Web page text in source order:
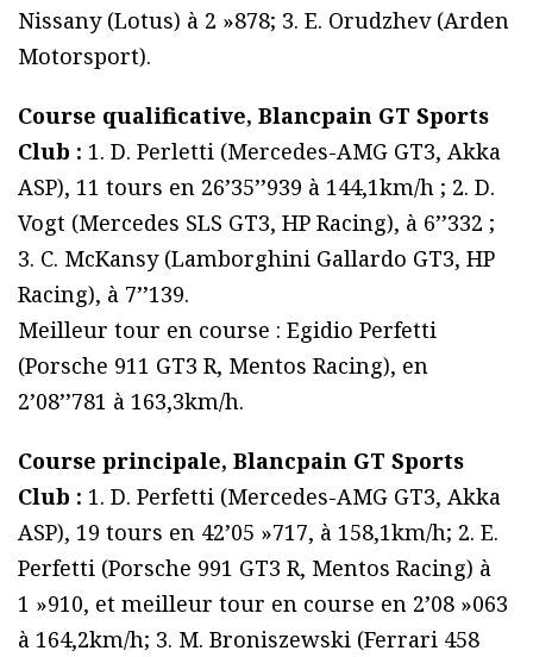
Nissany (Lotus) à 2 »878; 3. E. Orudzhev (Arden
Motorsport).
Course qualificative, Blancpain GT Sports
Club : 1. D. Perletti (Mercedes-AMG GT3, Akka
ASP), 11 tours en 26’35’’939 à 144,1km/h ; 2. D.
Vogt (Mercedes SLS GT3, HP Racing), à 6’’332 ;
3. C. McKansy (Lamborghini Gallardo GT3, HP
Racing), à 7’’139.
Meilleur tour en course : Egidio Perfetti
(Porsche 911 GT3 R, Mentos Racing), en
2’08’’781 à 163,3km/h.
Course principale, Blancpain GT Sports
Club : 1. D. Perfetti (Mercedes-AMG GT3, Akka
ASP), 19 tours en 42’05 »717, à 158,1km/h; 2. E.
Perfetti (Porsche 991 GT3 R, Mentos Racing) à
1 »910, et meilleur tour en course en 2’08 »063
à 164,2km/h; 3. M. Broniszewski (Ferrari 458